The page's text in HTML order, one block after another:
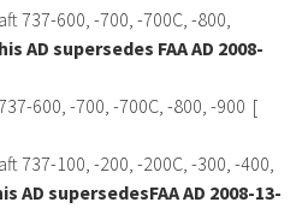
737-600, -700, -700C, -800,
AD supersedes FAA AD 2008-
600, -700, -700C, -800, -900 [
737-100, -200, -200C, -300, -400,
AD supersedesFAA AD 2008-13-